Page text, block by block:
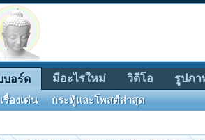
บอร์ด
เรื่องเด่น กระทู้และโพสต์ล่าสุด
มีอะไรใหม่ วิดีโอ รูปภา